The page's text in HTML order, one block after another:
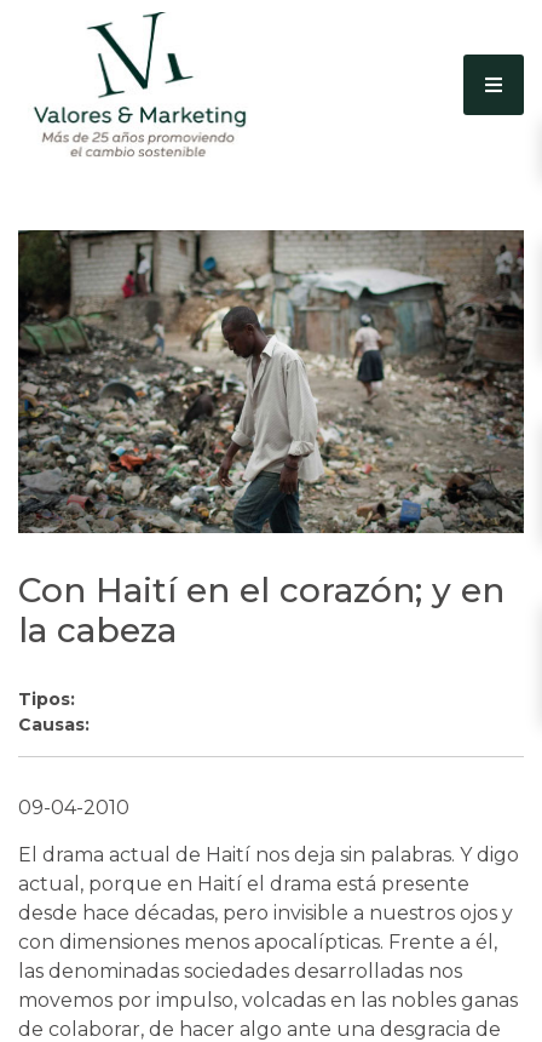
Con Haití en el corazón; y en
la cabeza
Tipos:
Causas:
09-04-2010
El drama actual de Haití nos deja sin palabras. Y digo
actual, porque en Haití el drama está presente
desde hace décadas, pero invisible a nuestros ojos y
con dimensiones menos apocalípticas. Frente a él,
las denominadas sociedades desarrolladas nos
movemos por impulso, volcadas en las nobles ganas
de colaborar, de hacer algo ante una desgracia de